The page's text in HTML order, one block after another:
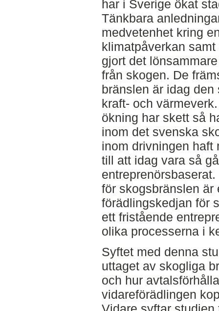
har i Sverige ökat
Tänkbara
medvetenhet kring
klimatpåverkan
gjort det
från skogen. De
bränslen är idag
kraft- och
ökning har skett så
inom det svenska
inom drivningen haft
till att idag vara så
för skogsbränslen är
förädlingskedjan för
ett fristående
olika processerna i
Syftet med denna
uttaget av skogliga
och hur
vidareförädlingen